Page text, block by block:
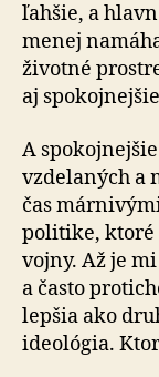
ľahšie, a
menej
životné
aj
A
vzdelaných a
čas
politike, ktoré
vojny. Až je
a často
lepšia ako
ideológia.